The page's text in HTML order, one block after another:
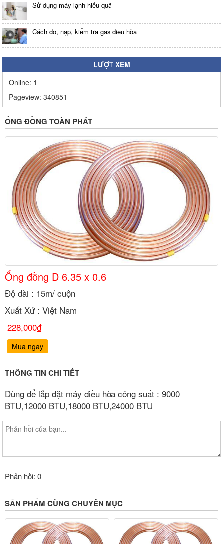
Sử dụng máy lạnh hiểu quả
Cách đo, nạp, kiểm tra gas điều hòa
LƯỢT XEM
Online: 1
Pageview: 340851
ỐNG ĐỒNG TOÀN PHÁT
Ống đồng D 6.35 x 0.6
Độ dài : 15m/ cuộn
Xuất Xứ : Việt Nam
228,000đ
Mua ngay
THÔNG TIN CHI TIẾT
Dùng để lắp đặt máy điều hòa công suất : 9000
BTU,12000 BTU,18000 BTU,24000 BTU
Phản hồi: 0
SẢN PHẨM CÙNG CHUYÊN MỤC